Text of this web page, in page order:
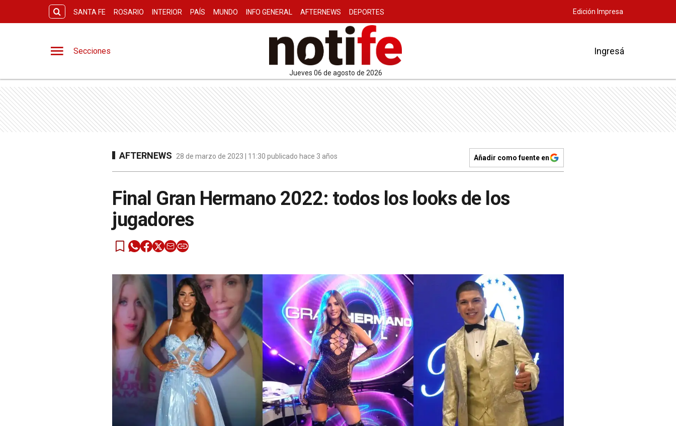
SANTA FE ROSARIO INTERIOR PAÍS MUNDO INFO GENERAL AFTERNEWS DEPORTES Edición Impresa
Secciones
jueves 06 de agosto de 2026
Ingresá
AFTERNEWS 28 de marzo de 2023 | 11:30 publicado hace 3 años Añadir como fuente en
Final Gran Hermano 2022: todos los looks de los
jugadores